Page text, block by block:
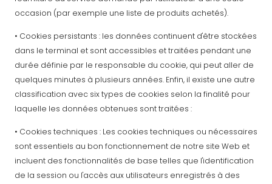
occasion (par exemple une liste de produits achetés).
• Cookies persistants : les données continuent d'être stockées
dans le terminal et sont accessibles et traitées pendant une
durée définie par le responsable du cookie, qui peut aller de
quelques minutes à plusieurs années. Enfin, il existe une autre
classification avec six types de cookies selon la finalité pour
laquelle les données obtenues sont traitées :
• Cookies techniques : Les cookies techniques ou nécessaires
sont essentiels au bon fonctionnement de notre site Web et
incluent des fonctionnalités de base telles que l'identification
de la session ou l'accès aux utilisateurs enregistrés à des